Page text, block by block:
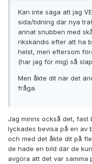
Kan inte säga att jag
sida/tidning där nya
annat snubben med
rikskändis efter att ha
helst, men eftersom
(har jag för mig) så
Men åkte dit när det
fråga.
Jag minns också det, fast
lyckades bevisa på en av
och med det åkte dit på
de hade en bild där de
avgöra att det var samma